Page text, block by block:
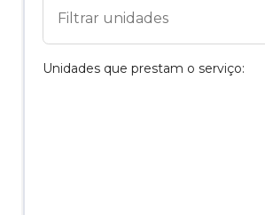
Unidades que prestam o serviço: